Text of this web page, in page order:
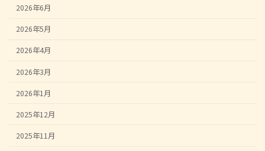
2026年6月
2026年5月
2026年4月
2026年3月
2026年1月
2025年12月
2025年11月